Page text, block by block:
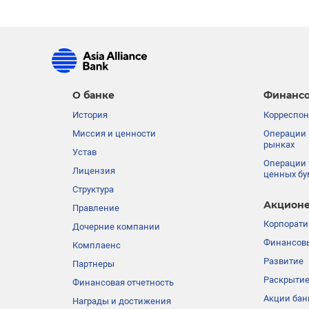
О банке
История
Миссия и ценности
Устав
Лицензия
Структура
Правление
Дочерние компании
Комплаенс
Партнеры
Финансовая отчетность
Награды и достижения
Операции
рынках
Операции
ценных
Развитие
Акции